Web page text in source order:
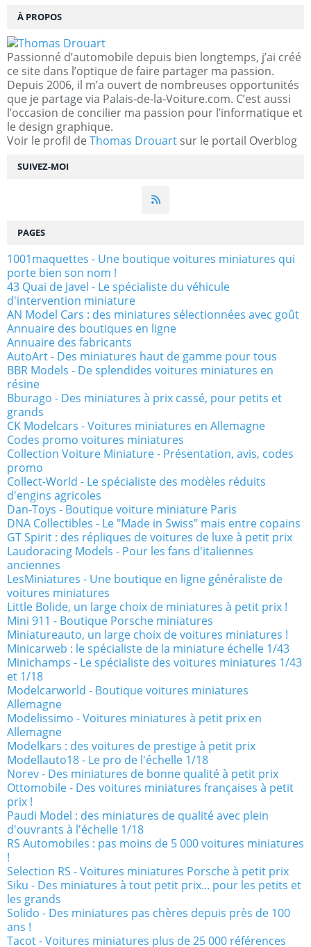
SUIVEZ-MOI
À PROPOS
Passionné d’automobile depuis bien longtemps, j’ai créé
ce site dans l’optique de faire partager ma passion.
Depuis 2006, il m’a ouvert de nombreuses opportunités
que je partage via Palais-de-la-Voiture.com. C’est aussi
l’occasion de concilier ma passion pour l’informatique et
le design graphique.
Voir le profil de Thomas Drouart sur le portail Overblog
PAGES
1001maquettes - Une boutique voitures miniatures qui
porte bien son nom !
43 Quai de Javel - Le spécialiste du véhicule
d'intervention miniature
AN Model Cars : des miniatures sélectionnées avec goût
Annuaire des boutiques en ligne
Annuaire des fabricants
AutoArt - Des miniatures haut de gamme pour tous
BBR Models - De splendides voitures miniatures en
résine
Bburago - Des miniatures à prix cassé, pour petits et
grands
CK Modelcars - Voitures miniatures en Allemagne
Codes promo voitures miniatures
Collection Voiture Miniature - Présentation, avis, codes
promo
Collect-World - Le spécialiste des modèles réduits
d'engins agricoles
Dan-Toys - Boutique voiture miniature Paris
DNA Collectibles - Le "Made in Swiss" mais entre copains
GT Spirit : des répliques de voitures de luxe à petit prix
Laudoracing Models - Pour les fans d'italiennes
anciennes
LesMiniatures - Une boutique en ligne généraliste de
voitures miniatures
Little Bolide, un large choix de miniatures à petit prix !
Mini 911 - Boutique Porsche miniatures
Miniatureauto, un large choix de voitures miniatures !
Minicarweb : le spécialiste de la miniature échelle 1/43
Minichamps - Le spécialiste des voitures miniatures 1/43
et 1/18
Modelcarworld - Boutique voitures miniatures
Allemagne
Modelissimo - Voitures miniatures à petit prix en
Allemagne
Modelkars : des voitures de prestige à petit prix
Modellauto18 - Le pro de l'échelle 1/18
Norev - Des miniatures de bonne qualité à petit prix
Ottomobile - Des voitures miniatures françaises à petit
prix !
Paudi Model : des miniatures de qualité avec plein
d'ouvrants à l'échelle 1/18
RS Automobiles : pas moins de 5 000 voitures miniatures
!
Selection RS - Voitures miniatures Porsche à petit prix
Siku - Des miniatures à tout petit prix... pour les petits et
les grands
Solido - Des miniatures pas chères depuis près de 100
ans !
Tacot - Voitures miniatures plus de 25 000 références